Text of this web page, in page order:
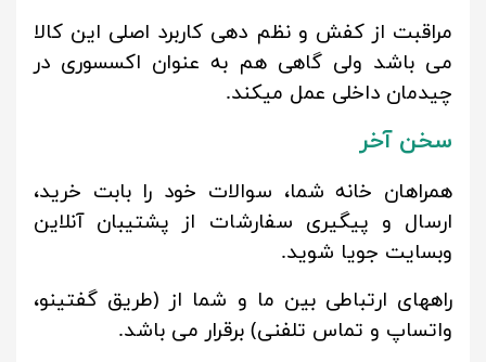
مراقبت از کفش و نظم دهی کاربرد اصلی این کالا
می باشد ولی گاهی هم به عنوان اکسسوری در
چیدمان داخلی عمل میکند.
سخن آخر
همراهان خانه شما، سوالات خود را بابت خرید،
ارسال و پیگیری سفارشات از پشتیبان آنلاین
وبسایت جویا شوید.
راههای ارتباطی بین ما و شما از (طریق گفتینو،
واتساپ و تماس تلفنی) برقرار می باشد.